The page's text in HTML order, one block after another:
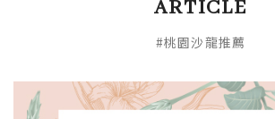
ARTICLE
#桃園沙龍推薦